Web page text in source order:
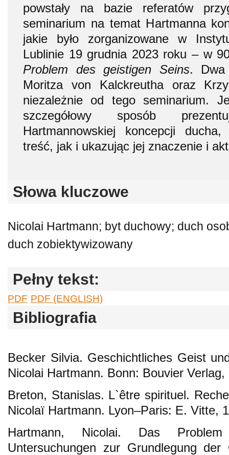
powstały na bazie referatów
seminarium na temat Hartmanna
jakie było zorganizowane w
Lublinie 19 grudnia 2023 roku – w
Problem des geistigen Seins. Dwa
Moritza von Kalckreutha oraz
niezależnie od tego seminarium.
szczegółowy sposób
Hartmannowskiej koncepcji
treść, jak i ukazując jej znaczenie i
Słowa kluczowe
Nicolai Hartmann; byt duchowy; duch
duch zobiektywizowany
Pełny tekst:
PDF PDF (ENGLISH)
Bibliografia
Becker Silvia. Geschichtliches Geist
Nicolai Hartmann. Bonn: Bouvier Verlag,
Breton, Stanislas. L`être spirituel.
Nicolaï Hartmann. Lyon–Paris: E. Vitte,
Hartmann, Nicolai. Das
Untersuchungen zur Grundlegung der